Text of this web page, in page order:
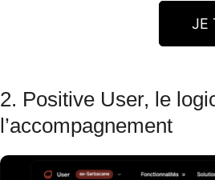
JE
2. Positive User, le
l’accompagnement